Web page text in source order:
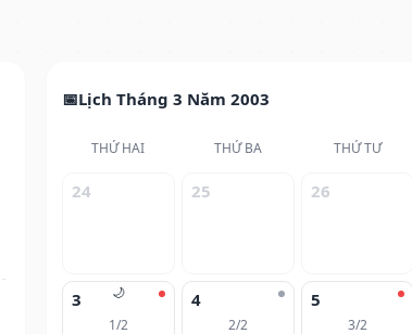
Lịch Tháng 3 Năm 2003
THỨ HAI THỨ BA THỨ TƯ
24 25 26
🌙
3
1/2
4
2/2
5
3/2